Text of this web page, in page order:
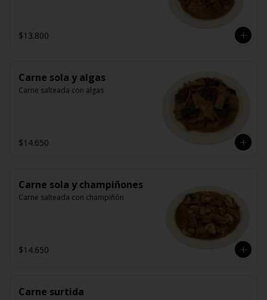
$13.800
Carne sola y algas
Carne salteada con algas
$14.650
Carne sola y champiñones
Carne salteada con champiñón
$14.650
Carne surtida